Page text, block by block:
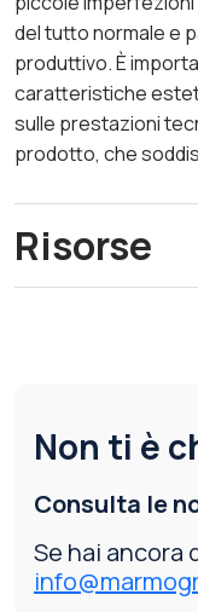
del tutto normale e
produttivo. È
caratteristiche
sulle prestazioni
prodotto, che
Risorse
Non ti è
Consulta le
Se hai ancora